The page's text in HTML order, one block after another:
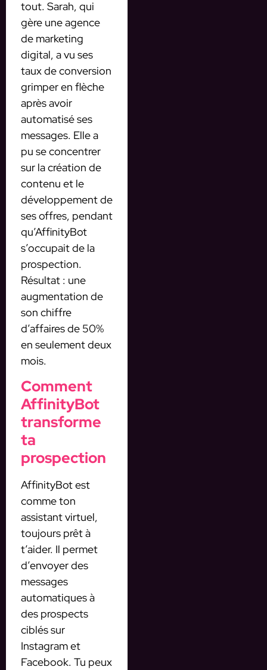
tout. Sarah, qui
gère une agence
de marketing
digital, a vu ses
taux de conversion
grimper en flèche
après avoir
automatisé ses
messages. Elle a
pu se concentrer
sur la création de
contenu et le
développement de
ses offres, pendant
qu’AffinityBot
s’occupait de la
prospection.
Résultat : une
augmentation de
son chiffre
d’affaires de 50%
en seulement deux
mois.
Comment
AffinityBot
transforme
ta
prospection
AffinityBot est
comme ton
assistant virtuel,
toujours prêt à
t’aider. Il permet
d’envoyer des
messages
automatiques à
des prospects
ciblés sur
Instagram et
Facebook. Tu peux